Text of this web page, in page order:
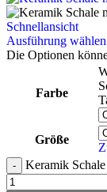
Schnellansicht
Ausführung wählen
Die Optionen
Farbe
Größe
- Keramik